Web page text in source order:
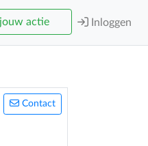
actie Inloggen
Contact